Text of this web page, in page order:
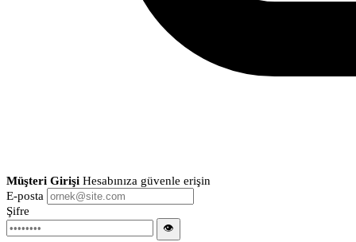
Müşteri Girişi Hesabınıza güvenle erişin
E-posta
Şifre
👁